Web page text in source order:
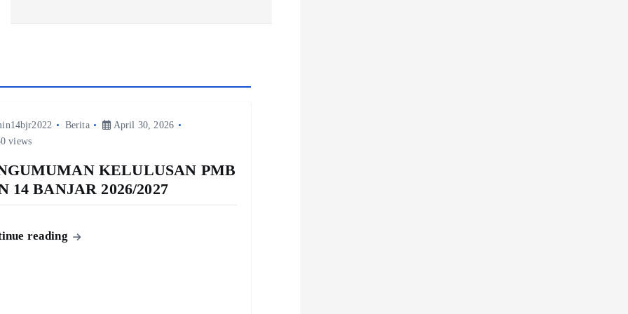
Berita
April 30, 2026
views
KELULUSAN PMB
14 BANJAR 2026/2027
reading